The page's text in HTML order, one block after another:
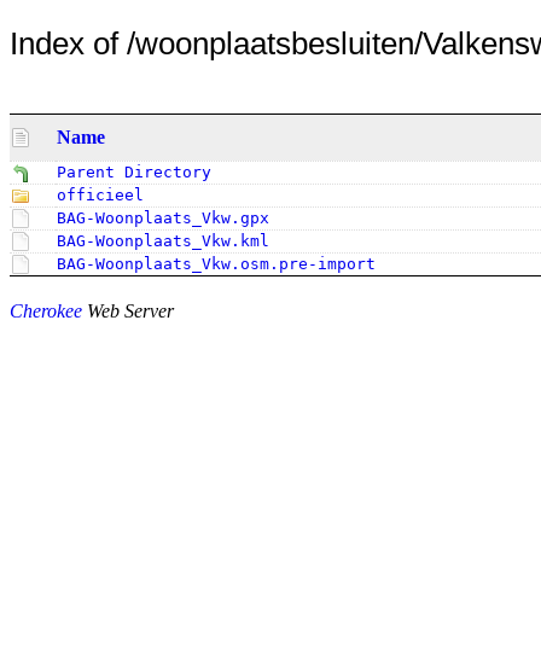
Index of /woonplaatsbesluiten/
Name
Parent Directory
officieel
BAG-Woonplaats_Vkw.gpx
BAG-Woonplaats_Vkw.kml
BAG-Woonplaats_Vkw.osm.pre-import
Cherokee Web Server